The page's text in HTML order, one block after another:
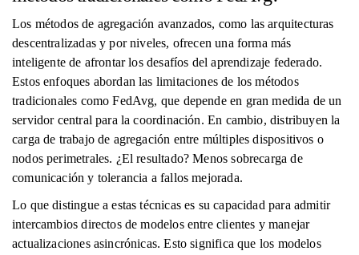
Los métodos de agregación avanzados, como las arquitecturas
descentralizadas y por niveles, ofrecen una forma más
inteligente de afrontar los desafíos del aprendizaje federado.
Estos enfoques abordan las limitaciones de los métodos
tradicionales como FedAvg, que depende en gran medida de un
servidor central para la coordinación. En cambio, distribuyen la
carga de trabajo de agregación entre múltiples dispositivos o
nodos perimetrales. ¿El resultado? Menos sobrecarga de
comunicación y tolerancia a fallos mejorada.
Lo que distingue a estas técnicas es su capacidad para admitir
intercambios directos de modelos entre clientes y manejar
actualizaciones asincrónicas. Esto significa que los modelos